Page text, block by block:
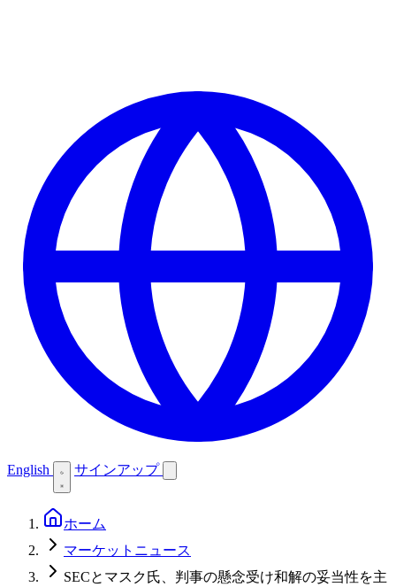
English サインアップ
ホーム
マーケットニュース
SECとマスク氏、判事の懸念受け和解の妥当性を主